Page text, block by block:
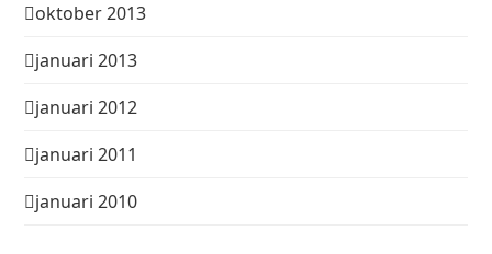
oktober 2013
januari 2013
januari 2012
januari 2011
januari 2010